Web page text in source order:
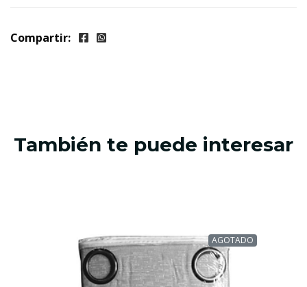
Compartir:
También te puede interesar
AGOTADO